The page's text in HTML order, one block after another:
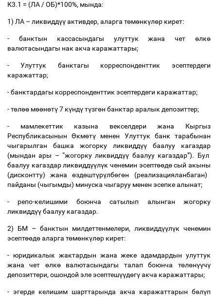
К3.1 = (ЛА /ОБ)*100%, мында:
1) ЛА – ликвиддүүактивдер, аларга төмөнкүлөр кирет:
- банктын кассасындагы улуттук жана чет өлкө
валютасындагы нак акча каражаттары;
-Улуттук банктагы корреспонденттик
эсептердеги
каражаттар;
-банктардагы корреспонденттик эсептердеги каражаттар;
-төлөө мөөнөтү7 күндүтүзгөн банктараралык депозиттер;
- мамлекеттик казына векселдери жана
Кыргыз
Республикасынын
Өкмөтү менен Улуттук банк
тарабынан
чыгарылган
башка жогорку ликвиддүү баалуу
кагаздар
(мындан ары – “жогорку ликвиддүү баалуу кагаздар”). Бул
баалуу кагаздар ликвиддүүлүк ченемин эсептөөдө сый акыны
(дисконтту)жана өздөштүрүлбөгөн (реализацияланбаган)
пайданы (чыгымды) минуска чыгаруу менен эсепкеалынат;
- репо-келишими боюнча сатылып алынган
жогорку
ликвиддүүбаалуу кагаздар.
2) БМ – банктын милдеттенмелери, ликвиддүүлүк ченемин
эсептөөдөаларга төмөнкүлөр кирет:
- юридикалык жактардын жана жеке адамдардын улуттук
жана
чет өлкө валютасындагы талап боюнча төлөнүүчү
депозиттери, ошондой элеэсептешүүдөгүакча каражаттары;
- эгерде келишим шарттарында акча каражаттарын бөлүп